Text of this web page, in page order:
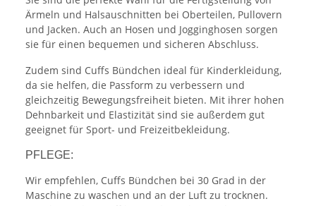
Ärmeln und Halsauschnitten bei Oberteilen, Pullovern
und Jacken. Auch an Hosen und Jogginghosen sorgen
sie für einen bequemen und sicheren Abschluss.
Zudem sind Cuffs Bündchen ideal für Kinderkleidung,
da sie helfen, die Passform zu verbessern und
gleichzeitig Bewegungsfreiheit bieten. Mit ihrer hohen
Dehnbarkeit und Elastizität sind sie außerdem gut
geeignet für Sport- und Freizeitbekleidung.
PFLEGE:
Wir empfehlen, Cuffs Bündchen bei 30 Grad in der
Maschine zu waschen und an der Luft zu trocknen.